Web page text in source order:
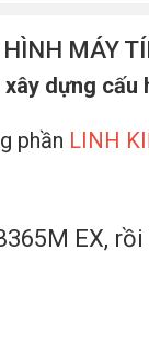
HÌNH MÁY
dựng
phần LINH
EX,